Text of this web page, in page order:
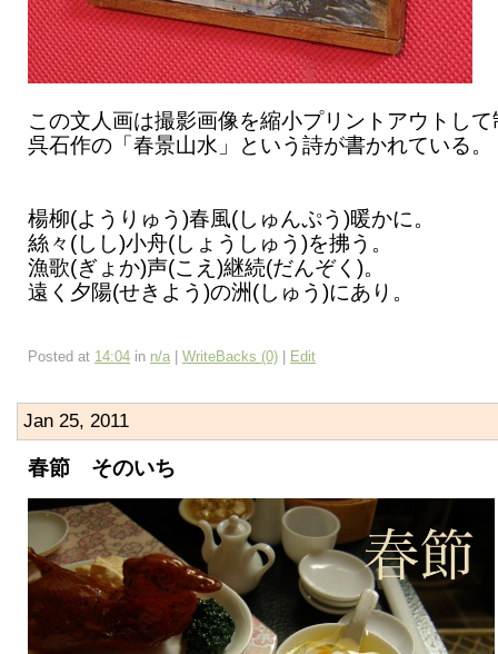
この文人画は撮影画像を縮小プリントアウトし
呉石作の「春景山水」という詩が書かれている。
楊柳(ようりゅう)春風(しゅんぷう)暖かに。
絲々(しし)小舟(しょうしゅう)を拂う。
漁歌(ぎょか)声(こえ)継続(だんぞく)。
遠く夕陽(せきよう)の洲(しゅう)にあり。
Posted at 14:04 in n/a WriteBacks (0) Edit
Jan 25, 2011
春節 そのいち